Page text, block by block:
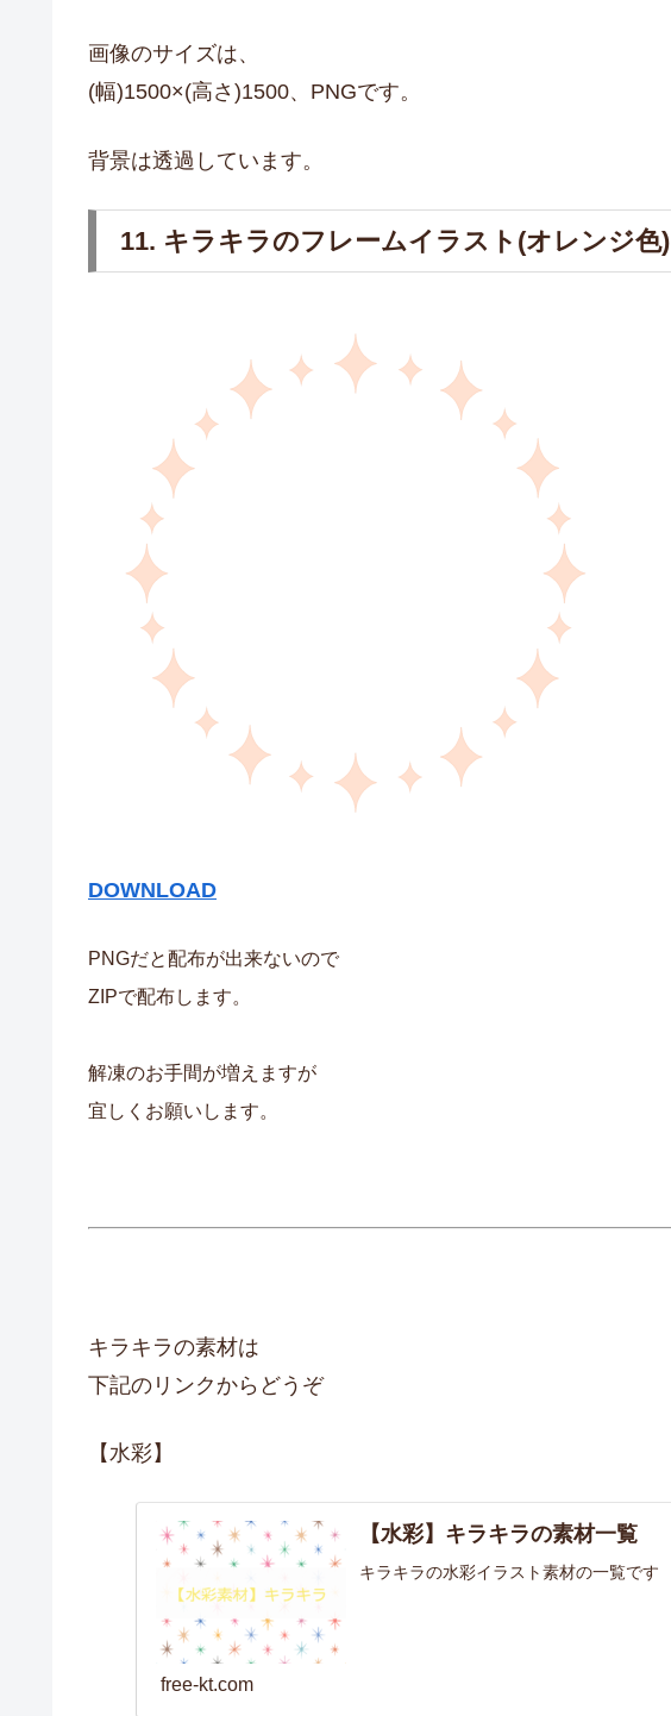
画像のサイズは、
(幅)1500×(高さ)1500、PNGです。
背景は透過しています。
11. キラキラのフレームイラスト(オレンジ色)
DOWNLOAD
PNGだと配布が出来ないので
ZIPで配布します。
解凍のお手間が増えますが
宜しくお願いします。
キラキラの素材は
下記のリンクからどうぞ
【水彩】
【水彩】キラキラの素材一覧
キラキラの水彩イラスト素材の一覧です
free-kt.com